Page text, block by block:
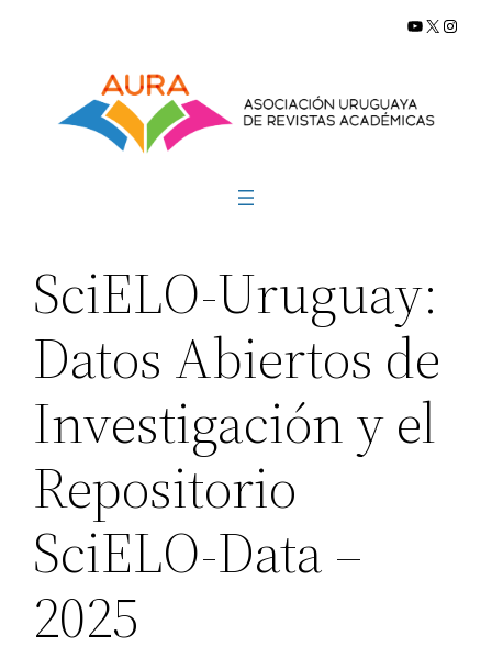
contenido
YouTube
X
SciELO-Uruguay:
Datos Abiertos de
Investigación y el
Repositorio
SciELO-Data –
2025